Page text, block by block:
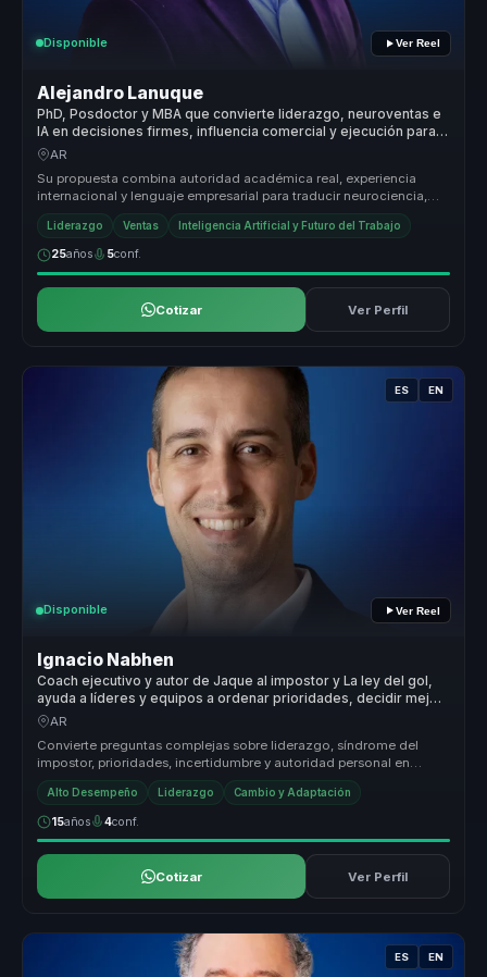
Disponible Ver Reel
Alejandro Lanuque
PhD, Posdoctor y MBA que convierte liderazgo, neuroventas e
IA en decisiones firmes, influencia comercial y ejecución para
líderes y equipos
AR
Su propuesta combina autoridad académica real, experiencia
internacional y lenguaje empresarial para traducir neurociencia,
power skills ...
Liderazgo Ventas Inteligencia Artificial y Futuro del Trabajo
25años 5conf.
Cotizar Ver Perfil
ES EN
Disponible Ver Reel
Ignacio Nabhen
Coach ejecutivo y autor de Jaque al impostor y La ley del gol,
ayuda a líderes y equipos a ordenar prioridades, decidir mejor
y avanzar con claridad en contextos inciertos.
AR
Convierte preguntas complejas sobre liderazgo, síndrome del
impostor, prioridades, incertidumbre y autoridad personal en
conversaciones c...
Alto Desempeño Liderazgo Cambio y Adaptación
15años 4conf.
Cotizar Ver Perfil
ES EN